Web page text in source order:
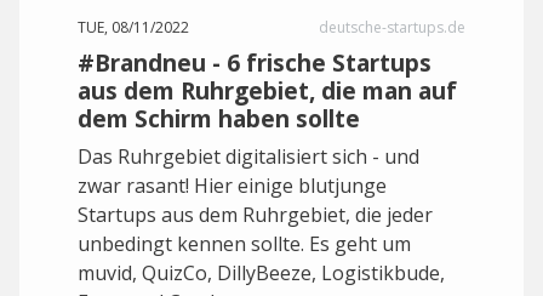
TUE, 08/11/2022 deutsche-startups.de
#Brandneu - 6 frische Startups
aus dem Ruhrgebiet, die man auf
dem Schirm haben sollte
Das Ruhrgebiet digitalisiert sich - und
zwar rasant! Hier einige blutjunge
Startups aus dem Ruhrgebiet, die jeder
unbedingt kennen sollte. Es geht um
muvid, QuizCo, DillyBeeze, Logistikbude,